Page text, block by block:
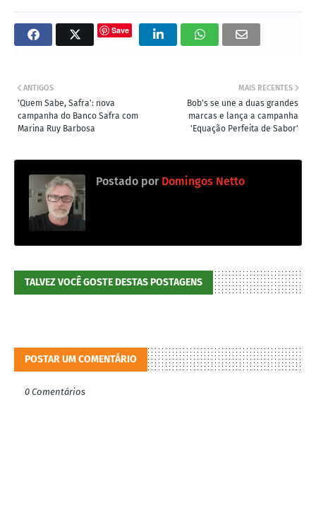
Save
MAIS RECENTES
Bob's se une a duas grandes
marcas e lança a campanha
'Equação Perfeita de Sabor'
ANTIGOS
'Quem Sabe, Safra': nova
campanha do Banco Safra com
Marina Ruy Barbosa
Postado por Domingos Netto
TALVEZ VOCÊ GOSTE DESTAS POSTAGENS
POSTAR UM COMENTÁRIO
0 Comentários